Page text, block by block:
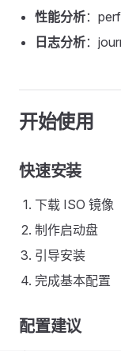
性能分析：
日志分析：
开始使用
快速安装
下载 ISO 镜像
制作启动盘
引导安装
完成基本配置
配置建议